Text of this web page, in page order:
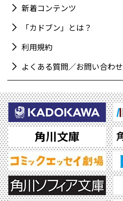
新着コンテンツ
「カドブン」とは？
利用規約
よくある質問／お問い合わせ